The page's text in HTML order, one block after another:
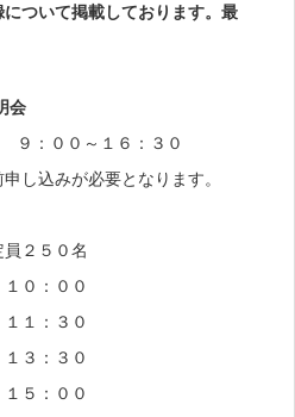
ついて掲載しております。最
会
９：００～１６：３０
し込みが必要となります。
２５０名
：００
１：３０
３：３０
５：００